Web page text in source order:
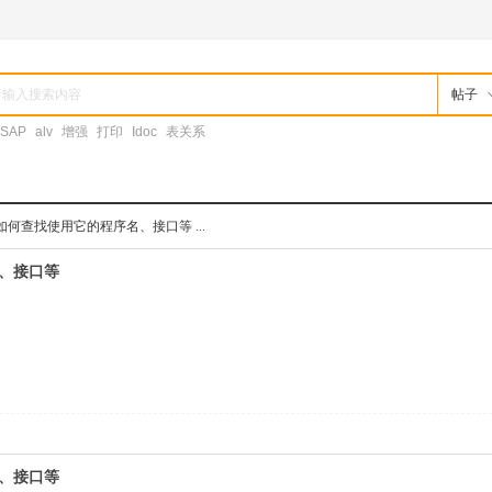
帖子
SAP alv 增强 打印 Idoc 表关系
何查找使用它的程序名、接口等 ...
接口等
接口等